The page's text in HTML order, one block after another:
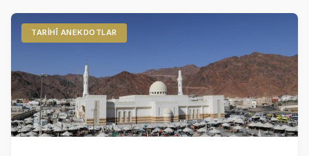
TARIHÎ ANEKDOTLAR